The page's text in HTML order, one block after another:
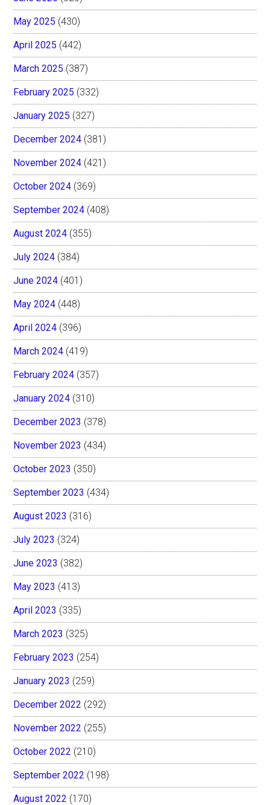
May 2025 (430)
April 2025 (442)
March 2025 (387)
February 2025 (332)
January 2025 (327)
December 2024 (381)
November 2024 (421)
October 2024 (369)
September 2024 (408)
August 2024 (355)
July 2024 (384)
June 2024 (401)
May 2024 (448)
April 2024 (396)
March 2024 (419)
February 2024 (357)
January 2024 (310)
December 2023 (378)
November 2023 (434)
October 2023 (350)
September 2023 (434)
August 2023 (316)
July 2023 (324)
June 2023 (382)
May 2023 (413)
April 2023 (335)
March 2023 (325)
February 2023 (254)
January 2023 (259)
December 2022 (292)
November 2022 (255)
October 2022 (210)
September 2022 (198)
August 2022 (170)